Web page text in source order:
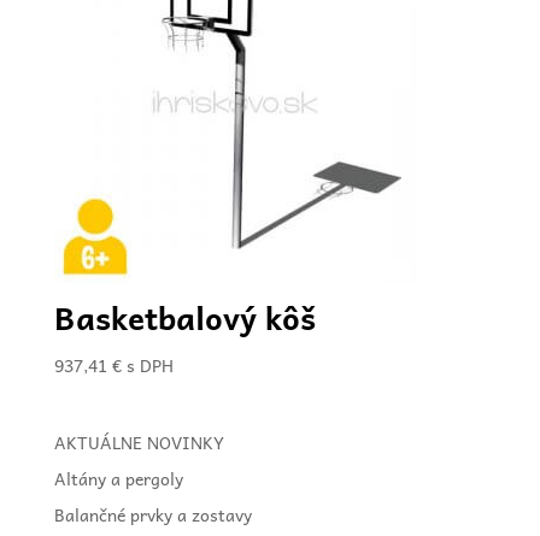
Basketbalový kôš
937,41 € s DPH
AKTUÁLNE NOVINKY
Altány a pergoly
Balančné prvky a zostavy